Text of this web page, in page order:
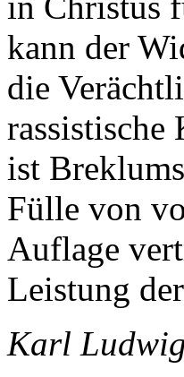
kann der
die
rassistische
ist
Fülle von
Auflage
Leistung
Karl